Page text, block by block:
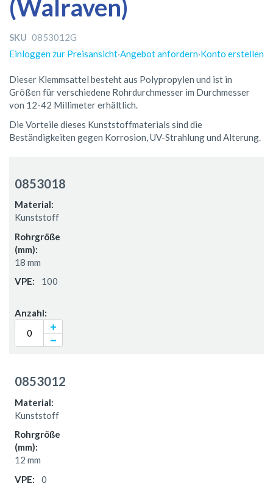
(Walraven)
SKU 0853012G
Einloggen zur Preisansicht·Angebot anfordern·Konto erstellen
Dieser Klemmsattel besteht aus Polypropylen und ist in
Größen für verschiedene Rohrdurchmesser im Durchmesser
von 12-42 Millimeter erhältlich.
Die Vorteile dieses Kunststoffmaterials sind die
Beständigkeiten gegen Korrosion, UV-Strahlung und Alterung.
Artikel
0853018
Kunststoff
18 mm
100
0853012
Kunststoff
12 mm
0